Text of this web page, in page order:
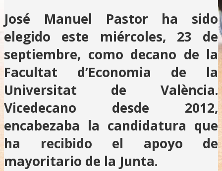
José Manuel Pastor ha sido
elegido este miércoles, 23 de
septiembre, como decano de la
Facultat d’Economia de la
Universitat de València.
Vicedecano desde 2012,
encabezaba la candidatura que
ha recibido el apoyo de
mayoritario de la Junta.